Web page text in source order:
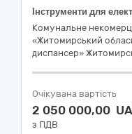
Інструменти для
Комунальне
«Житомирський
диспансер»
Очікувана вартість
2 050 000,00
з ПДВ